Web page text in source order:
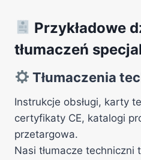
Przykładowe
tłumaczeń
Tłumaczenia
Instrukcje obsługi, karty
certyfikaty CE, katalogi
przetargowa.
Nasi tłumacze techniczni